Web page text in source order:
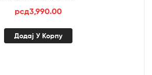
рсд3,990.00
Додај У Корпу